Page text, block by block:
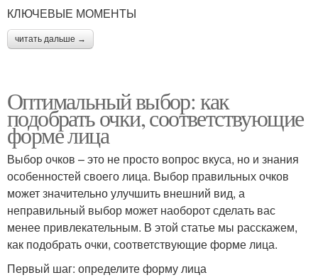
КЛЮЧЕВЫЕ МОМЕНТЫ
читать дальше →
Оптимальный выбор: как
подобрать очки, соответствующие
форме лица
Выбор очков – это не просто вопрос вкуса, но и знания
особенностей своего лица. Выбор правильных очков
может значительно улучшить внешний вид, а
неправильный выбор может наоборот сделать вас
менее привлекательным. В этой статье мы расскажем,
как подобрать очки, соответствующие форме лица.
Первый шаг: определите форму лица